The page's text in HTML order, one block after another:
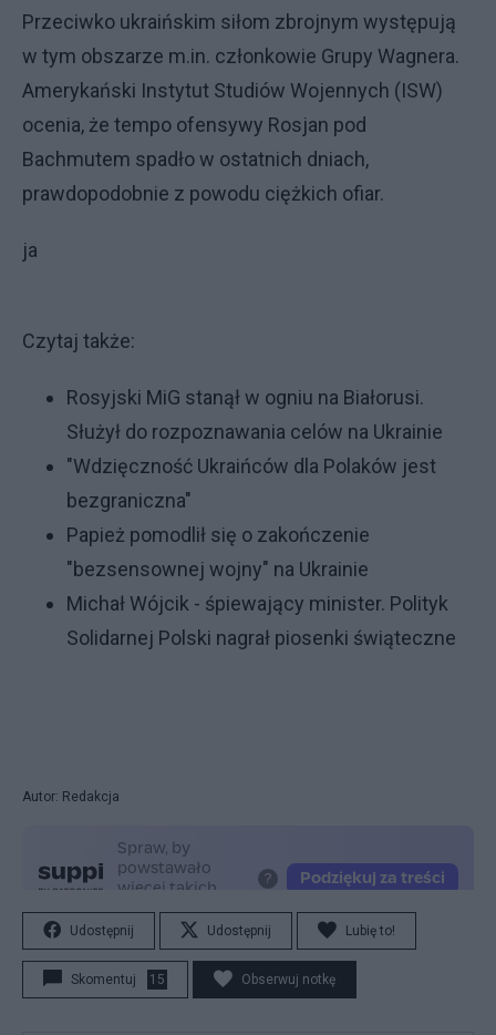
Przeciwko ukraińskim siłom zbrojnym występują
w tym obszarze m.in. członkowie Grupy Wagnera.
Amerykański Instytut Studiów Wojennych (ISW)
ocenia, że tempo ofensywy Rosjan pod
Bachmutem spadło w ostatnich dniach,
prawdopodobnie z powodu ciężkich ofiar.
ja
Czytaj także:
Rosyjski MiG stanął w ogniu na Białorusi.
Służył do rozpoznawania celów na Ukrainie
"Wdzięczność Ukraińców dla Polaków jest
bezgraniczna"
Papież pomodlił się o zakończenie
"bezsensownej wojny" na Ukrainie
Michał Wójcik - śpiewający minister. Polityk
Solidarnej Polski nagrał piosenki świąteczne
Autor: Redakcja
Udostępnij Udostępnij Lubię to!
Skomentuj 15 Obserwuj notkę